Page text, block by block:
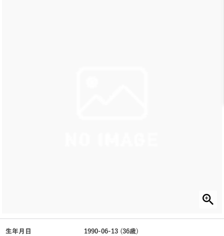
生年月日
1990-06-13 (36歳)